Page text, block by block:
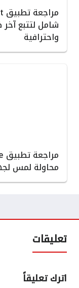
شامل لتتبع
واحترافية
محاولة لمس
تعليقات
اترك تعليقاً